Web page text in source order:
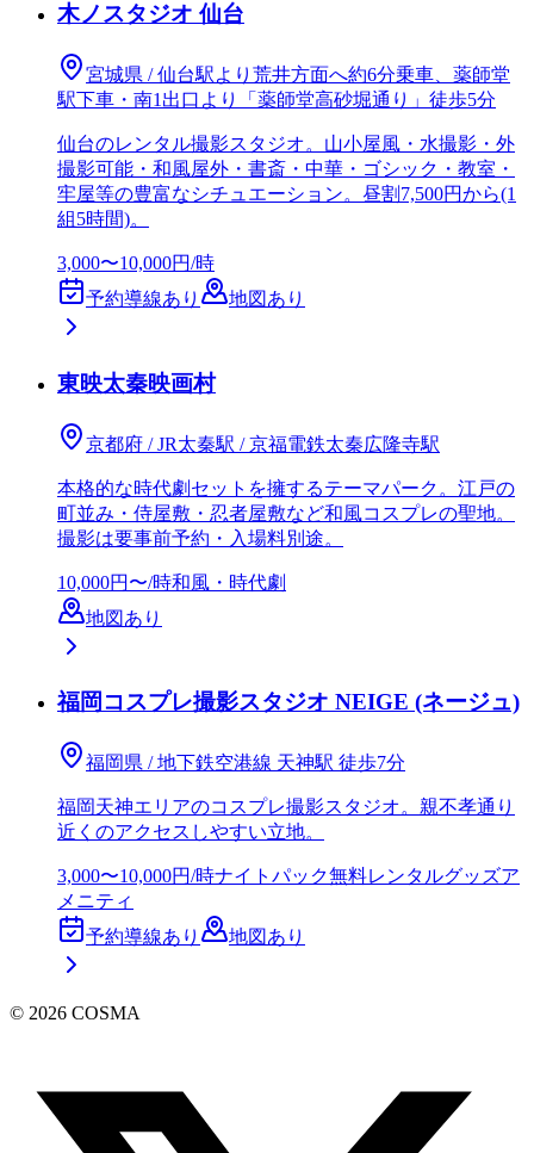
木ノスタジオ 仙台
宮城県 / 仙台駅より荒井方面へ約6分乗車、薬師堂
駅下車・南1出口より「薬師堂高砂堀通り」徒歩5分
仙台のレンタル撮影スタジオ。山小屋風・水撮影・外
撮影可能・和風屋外・書斎・中華・ゴシック・教室・
牢屋等の豊富なシチュエーション。昼割7,500円から(1
組5時間)。
3,000〜10,000円/時
予約導線あり
地図あり
東映太秦映画村
京都府 / JR太秦駅 / 京福電鉄太秦広隆寺駅
本格的な時代劇セットを擁するテーマパーク。江戸の
町並み・侍屋敷・忍者屋敷など和風コスプレの聖地。
撮影は要事前予約・入場料別途。
10,000円〜/時和風・時代劇
地図あり
福岡コスプレ撮影スタジオ NEIGE (ネージュ)
福岡県 / 地下鉄空港線 天神駅 徒歩7分
福岡天神エリアのコスプレ撮影スタジオ。親不孝通り
近くのアクセスしやすい立地。
3,000〜10,000円/時ナイトパック無料レンタルグッズア
メニティ
予約導線あり
地図あり
© 2026 COSMA